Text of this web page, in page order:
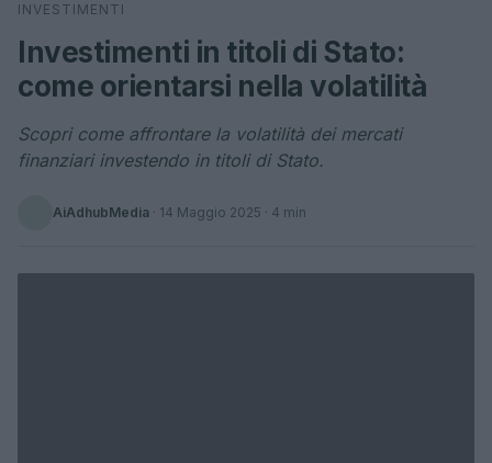
Cerca
INVESTIMENTI
Investimenti in titoli di Stato:
come orientarsi nella volatilità
Scopri come affrontare la volatilità dei mercati
finanziari investendo in titoli di Stato.
AiAdhubMedia · 14 Maggio 2025 · 4 min